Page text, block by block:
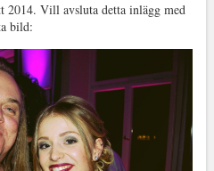
2014. Vill avsluta detta inlägg med
bild: